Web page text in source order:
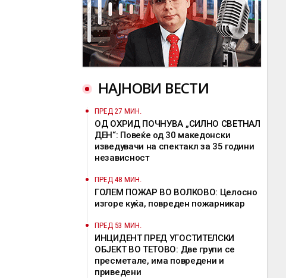
НАЈНОВИ ВЕСТИ
ПРЕД 27 МИН.
ОД ОХРИД ПОЧНУВА „СИЛНО СВЕТНАЛ
ДЕН“: Повеќе од 30 македонски
изведувачи на спектакл за 35 години
независност
ПРЕД 48 МИН.
ГОЛЕМ ПОЖАР ВО ВОЛКОВО: Целосно
изгоре куќа, повреден пожарникар
ПРЕД 53 МИН.
ИНЦИДЕНТ ПРЕД УГОСТИТЕЛСКИ
ОБЈЕКТ ВО ТЕТОВО: Две групи се
пресметале, има повредени и
приведени